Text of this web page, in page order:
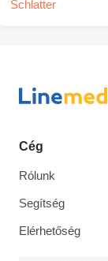
Cég
Rólunk
Segítség
Elérhetőség